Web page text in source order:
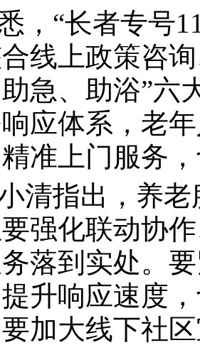
，“长者专号
线上政策咨
急、助浴”六
应体系，老
准上门服务
清指出，养
强化联动协
落到实处。
提升响应速度
加大线下社